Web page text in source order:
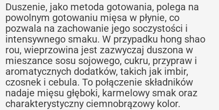
Duszenie, jako metoda gotowania, polega na
powolnym gotowaniu mięsa w płynie, co
pozwala na zachowanie jego soczystości i
intensywnego smaku. W przypadku hong shao
rou, wieprzowina jest zazwyczaj duszona w
mieszance sosu sojowego, cukru, przypraw i
aromatycznych dodatków, takich jak imbir,
czosnek i cebula. To połączenie składników
nadaje mięsu głęboki, karmelowy smak oraz
charakterystyczny ciemnobrązowy kolor.